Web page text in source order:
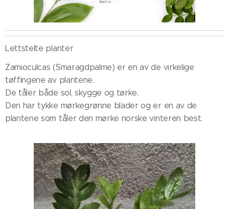
Lettstelte planter 👏🏼⤵️
Zamioculcas (Smaragdpalme) er en av de virkelige
tøffingene av plantene.
De tåler både sol, skygge og tørke.
Den har tykke mørkegrønne blader og er en av de
plantene som tåler den mørke norske vinteren best.